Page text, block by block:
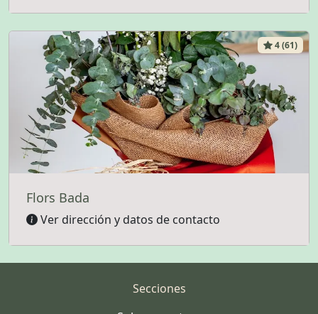
4 (61)
Flors Bada
Ver dirección y datos de contacto
Secciones